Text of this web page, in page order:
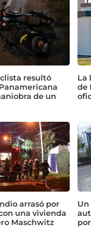
resultó
de un
La
de
arrasó por
una vivienda
Maschwitz
Un